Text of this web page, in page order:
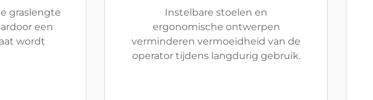
graslengte
een
wordt
Instelbare stoelen en
ergonomische ontwerpen
verminderen vermoeidheid van de
operator tijdens langdurig gebruik.